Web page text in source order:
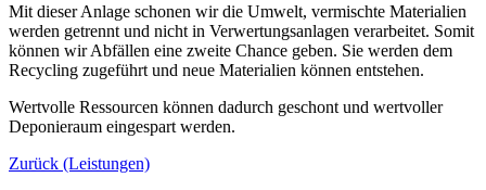
Mit dieser Anlage schonen wir die Umwelt, vermischte Materialien
werden getrennt und nicht in Verwertungsanlagen verarbeitet. Somit
können wir Abfällen eine zweite Chance geben. Sie werden dem
Recycling zugeführt und neue Materialien können entstehen.
Wertvolle Ressourcen können dadurch geschont und wertvoller
Deponieraum eingespart werden.
Zurück (Leistungen)